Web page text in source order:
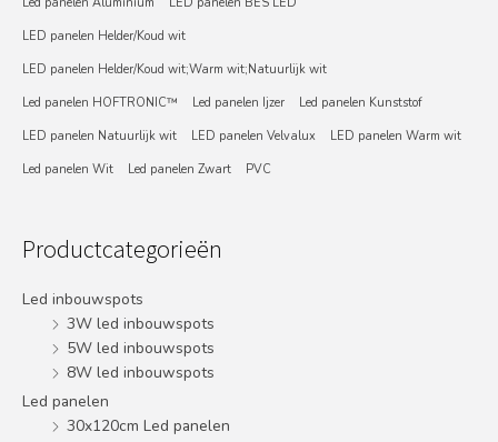
LED panelen Helder/Koud wit
LED panelen Helder/Koud wit;Warm wit;Natuurlijk wit
Led panelen HOFTRONIC™
Led panelen Ijzer
Led panelen Kunststof
LED panelen Natuurlijk wit
LED panelen Velvalux
LED panelen Warm wit
Led panelen Wit
Led panelen Zwart PVC
Productcategorieën
Led inbouwspots
3W led inbouwspots
5W led inbouwspots
8W led inbouwspots
Led panelen
30x120cm Led panelen